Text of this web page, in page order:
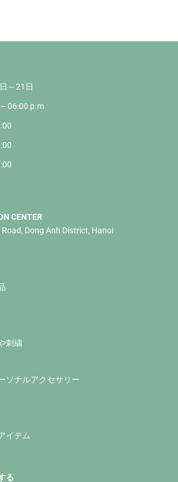
～21日
06:00 p.m
CENTER
Dong Anh District, Hanoi
刺繍
ソナルアクセサリー
イテム
る